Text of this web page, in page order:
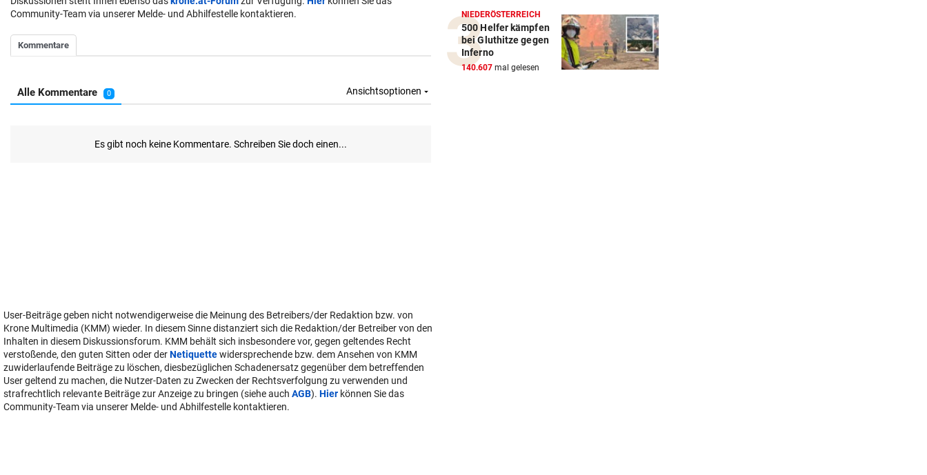
Community-Team via unserer Melde- und Abhilfestelle kontaktieren.
User-Beiträge geben nicht notwendigerweise die Meinung des Betreibers/der Redaktion bzw. von
Krone Multimedia (KMM) wieder. In diesem Sinne distanziert sich die Redaktion/der Betreiber von den
Inhalten in diesem Diskussionsforum. KMM behält sich insbesondere vor, gegen geltendes Recht
verstoßende, den guten Sitten oder derNetiquettewidersprechende bzw. dem Ansehen von KMM
zuwiderlaufende Beiträge zu löschen, diesbezüglichen Schadenersatz gegenüber dem betreffenden
User geltend zu machen, die Nutzer-Daten zu Zwecken der Rechtsverfolgung zu verwenden und
strafrechtlich relevante Beiträge zur Anzeige zu bringen (siehe auch AGB). Hier können Sie das
Community-Team via unserer Melde- und Abhilfestelle kontaktieren.
NIEDERÖSTERREICH
500 Helfer kämpfen
bei Gluthitze gegen
Inferno
140.607 mal gelesen